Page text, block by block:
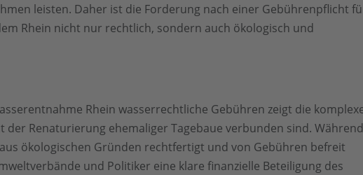
leisten. Daher ist die Forderung nach einer Gebührenpflicht
Rhein nicht nur rechtlich, sondern auch ökologisch und
Rhein wasserrechtliche Gebühren zeigt die
der Renaturierung ehemaliger Tagebaue verbunden sind. Während
ökologischen Gründen rechtfertigt und von Gebühren befreit
und Politiker eine klare finanzielle Beteiligung des